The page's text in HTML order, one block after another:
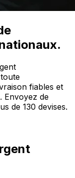
fiables et
Envoyez de
de 130 devises.